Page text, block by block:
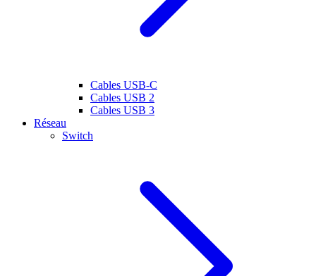
Cables USB-C
Cables USB 2
Cables USB 3
Réseau
Switch